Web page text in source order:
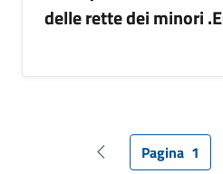
delle rette dei minori
Pagina precedente
Pagina 1